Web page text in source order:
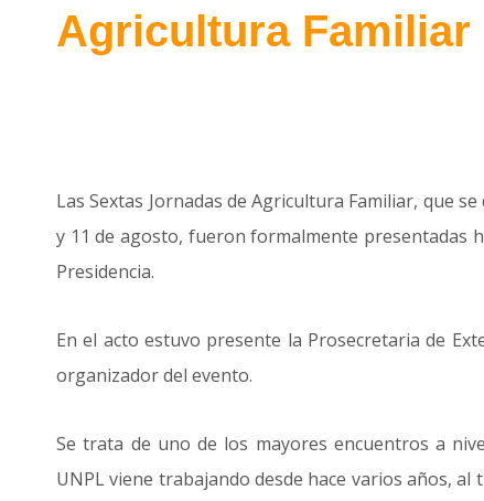
Agricultura Familiar
Las Sextas Jornadas de Agricultura Familiar, que
y 11 de agosto, fueron formalmente presentadas
Presidencia.
En el acto estuvo presente la Prosecretaria de
organizador del evento.
Se trata de uno de los mayores encuentros a
UNPL viene trabajando desde hace varios años,